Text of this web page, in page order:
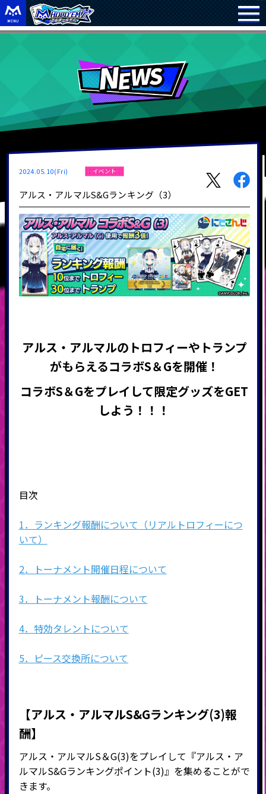
2024.05.10(Fri) イベント
アルス・アルマルS&Gランキング（3）
アルス・アルマルのトロフィーやトランプ
がもらえるコラボS＆Gを開催！
コラボS＆Gをプレイして限定グッズをGET
しよう！！！
目次
1．ランキング報酬について（リアルトロフィーにつ
いて）
2．トーナメント開催日程について
3．トーナメント報酬について
4．特効タレントについて
5．ピース交換所について
【アルス・アルマルS&Gランキング(3)報
酬】
アルス・アルマルS＆G(3)をプレイして『アルス・ア
ルマルS&Gランキングポイント(3)』を集めることがで
きます。